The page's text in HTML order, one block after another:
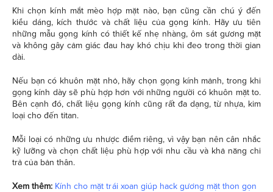
Khi chọn kính mắt mèo hợp mặt nào, bạn cũng cần chú ý đến
kiểu dáng, kích thước và chất liệu của gọng kính. Hãy ưu tiên
những mẫu gọng kính có thiết kế nhẹ nhàng, ôm sát gương mặt
và không gây cảm giác đau hay khó chịu khi đeo trong thời gian
dài.
Nếu bạn có khuôn mặt nhỏ, hãy chọn gọng kính mảnh, trong khi
gọng kính dày sẽ phù hợp hơn với những người có khuôn mặt to.
Bên cạnh đó, chất liệu gọng kính cũng rất đa dạng, từ nhựa, kim
loại cho đến titan.
Mỗi loại có những ưu nhược điểm riêng, vì vậy bạn nên cân nhắc
kỹ lưỡng và chọn chất liệu phù hợp với nhu cầu và khả năng chi
trả của bản thân.
Xem thêm: Kính cho mặt trái xoan giúp hack gương mặt thon gọn